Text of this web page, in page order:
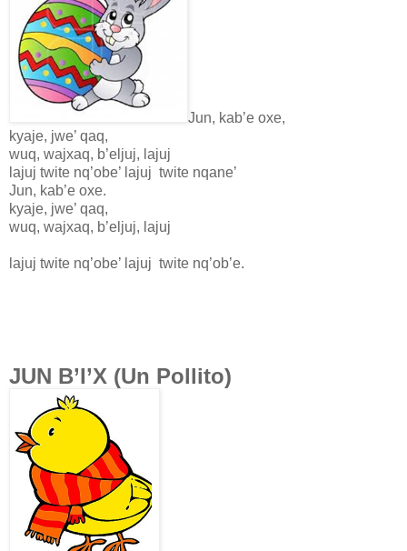
Jun, kab’e oxe,
kyaje, jwe’ qaq,
wuq, wajxaq, b’eljuj, lajuj
lajuj twite nq’obe’ lajuj twite nqane’
Jun, kab’e oxe.
kyaje, jwe’ qaq,
wuq, wajxaq, b’eljuj, lajuj
lajuj twite nq’obe’ lajuj twite nq’ob’e.
JUN B’I’X (Un Pollito)